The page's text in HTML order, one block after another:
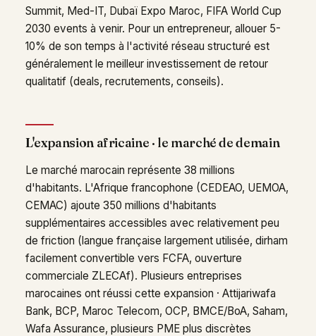
Summit, Med-IT, Dubaï Expo Maroc, FIFA World Cup
2030 events à venir. Pour un entrepreneur, allouer 5-
10% de son temps à l'activité réseau structuré est
généralement le meilleur investissement de retour
qualitatif (deals, recrutements, conseils).
L'expansion africaine · le marché de demain
Le marché marocain représente 38 millions
d'habitants. L'Afrique francophone (CEDEAO, UEMOA,
CEMAC) ajoute 350 millions d'habitants
supplémentaires accessibles avec relativement peu
de friction (langue française largement utilisée, dirham
facilement convertible vers FCFA, ouverture
commerciale ZLECAf). Plusieurs entreprises
marocaines ont réussi cette expansion · Attijariwafa
Bank, BCP, Maroc Telecom, OCP, BMCE/BoA, Saham,
Wafa Assurance, plusieurs PME plus discrètes